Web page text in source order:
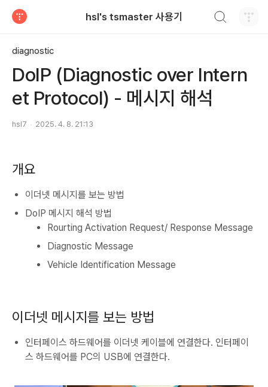
hsl's tsmaster 사용기
diagnostic
DoIP (Diagnostic over Intern
et Protocol) - 메시지 해석
hsl7 2025. 4. 8. 21:13
개요
이더넷 메시지를 보는 방법
DoIP 메시지 해석 방법
Rourting Activation Request/ Response Message
Diagnostic Message
Vehicle Identification Message
이더넷 메시지를 보는 방법
인터페이스 하드웨어를 이더넷 케이블에 연결한다. 인터페이
스 하드웨어를 PC의 USB에 연결한다.